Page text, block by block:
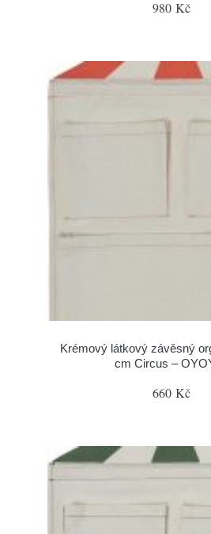
980 Kč
Krémový látkový závěsný
cm Circus –
660 Kč